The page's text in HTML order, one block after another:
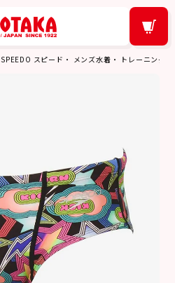
SPEEDO スピード メンズ水着 トレーニング